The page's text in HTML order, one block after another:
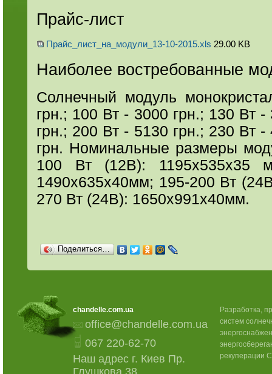
Прайс-лист
Прайс_лист_на_модули_13-10-2015.xls 29.00 KB
Наиболее востребованные
Солнечный модуль
грн.; 100 Вт - 3000 грн.; 130 Вт
грн.; 200 Вт - 5130 грн.; 230 Вт
грн. Номинальные размеры
100 Вт (12В): 1195х535х35
1490х635х40мм; 195-200 Вт
270 Вт (24В): 1650х991х40мм.
Поделиться…
chandelle.com.ua
office@chandelle.com.ua
067 220-62-70
Наш адрес г. Киев Пр.
Разработка,
систем
рекуперации